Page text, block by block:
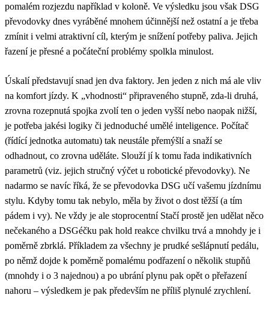
pomalém rozjezdu například v koloně. Ve výsledku jsou však DSG
převodovky dnes vyráběné mnohem účinnější než ostatní a je třeba
zmínit i velmi atraktivní cíl, kterým je snížení potřeby paliva. Jejich
řazení je přesné a počáteční problémy spolkla minulost.
Úskalí představují snad jen dva faktory. Jen jeden z nich má ale vliv
na komfort jízdy. K „vhodnosti“ připraveného stupně, zda-li druhá,
zrovna rozepnutá spojka zvolí ten o jeden vyšší nebo naopak nižší,
je potřeba jakési logiky či jednoduché umělé inteligence. Počítač
(řídící jednotka automatu) tak neustále přemýšlí a snaží se
odhadnout, co zrovna uděláte. Slouží jí k tomu řada indikativních
parametrů (viz. jejich stručný výčet u robotické převodovky). Ne
nadarmo se navíc říká, že se převodovka DSG učí vašemu jízdnímu
stylu. Kdyby tomu tak nebylo, měla by život o dost těžší (a tím
pádem i vy). Ne vždy je ale stoprocentní Stačí prostě jen udělat něco
nečekaného a DSGéčku pak hold reakce chvilku trvá a mnohdy je i
poměrně zbrklá. Příkladem za všechny je prudké sešlápnutí pedálu,
po němž dojde k poměrně pomalému podřazení o několik stupňů
(mnohdy i o 3 najednou) a po ubrání plynu pak opět o přeřazení
nahoru – výsledkem je pak především ne příliš plynulé zrychlení.